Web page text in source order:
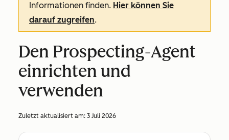
Informationen finden. Hier können Sie
darauf zugreifen.
Den Prospecting-Agent
einrichten und
verwenden
Zuletzt aktualisiert am: 3 Juli 2026